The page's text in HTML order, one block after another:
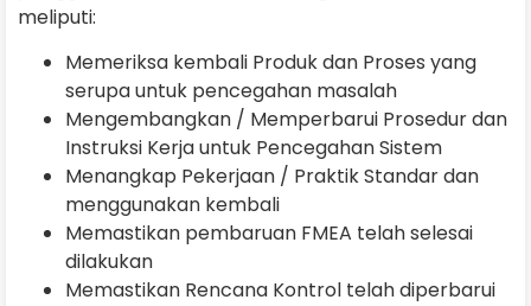
meliputi:
Memeriksa kembali Produk dan Proses yang
serupa untuk pencegahan masalah
Mengembangkan / Memperbarui Prosedur dan
Instruksi Kerja untuk Pencegahan Sistem
Menangkap Pekerjaan / Praktik Standar dan
menggunakan kembali
Memastikan pembaruan FMEA telah selesai
dilakukan
Memastikan Rencana Kontrol telah diperbarui